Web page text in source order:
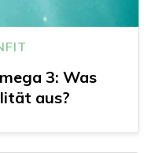
3: Was
aus?